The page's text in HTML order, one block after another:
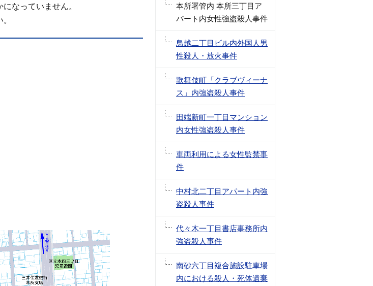
なっていません。
本所署管内 本所三丁目ア
パート内女性強盗殺人事件
鳥越二丁目ビル内外国人男
性殺人・放火事件
歌舞伎町「クラブヴィーナ
ス」内強盗殺人事件
田端新町一丁目マンション
内女性強盗殺人事件
車両利用による女性監禁事
件
中村北二丁目アパート内強
盗殺人事件
代々木一丁目書店事務所内
強盗殺人事件
南砂六丁目複合施設駐車場
内における殺人・死体遺棄